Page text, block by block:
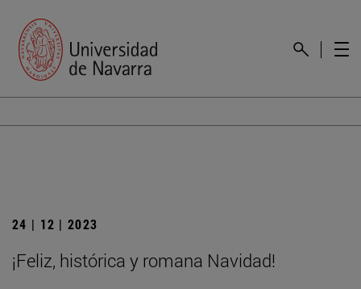
24 | 12 | 2023
¡Feliz, histórica y romana Navidad!